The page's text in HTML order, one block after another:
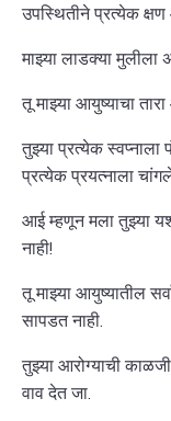
उपस्थितीने प्रत्येक क्षण
माझ्या लाडक्या
तू माझ्या आयुष्याचा
तुझ्या प्रत्येक
प्रत्येक प्रयत्नाला
आई म्हणून मला तुझ्या
नाही!
तू माझ्या आयुष्यातील
सापडत नाही.
तुझ्या आरोग्याची
वाव देत जा.